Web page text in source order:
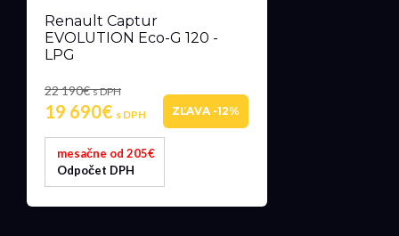
Renault Captur
EVOLUTION Eco-G 120 -
LPG
22 190€s DPH
19 690€ s DPH ZĽAVA -12%
mesačne od 205€
Odpočet DPH